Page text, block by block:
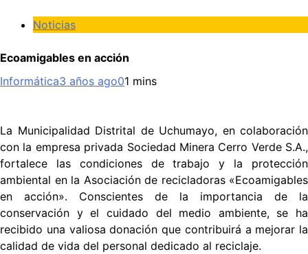
Noticias
Ecoamigables en acción
Informática3 años ago01 mins
La Municipalidad Distrital de Uchumayo, en colaboración
con la empresa privada Sociedad Minera Cerro Verde S.A.,
fortalece las condiciones de trabajo y la protección
ambiental en la Asociación de recicladoras «Ecoamigables
en acción». Conscientes de la importancia de la
conservación y el cuidado del medio ambiente, se ha
recibido una valiosa donación que contribuirá a mejorar la
calidad de vida del personal dedicado al reciclaje.